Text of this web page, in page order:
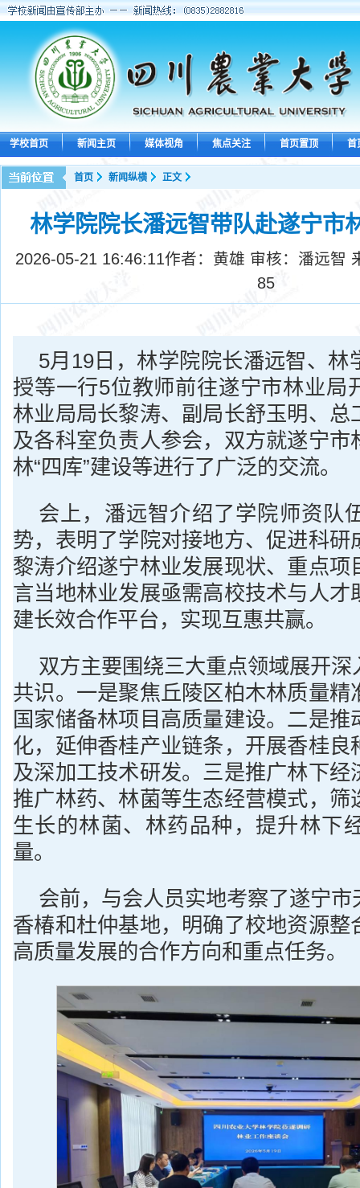
学校首页 新闻主页 媒体视角 焦点关注 首页置顶 首
首页 新闻纵横 正文
林学院院长潘远智带队赴遂宁市
2026-05-21 16:46:11作者：黄雄 审核：潘远智
85
5月19日，林学院院长潘远智、林
授等一行5位教师前往遂宁市林业局
林业局局长黎涛、副局长舒玉明、总
及各科室负责人参会，双方就遂宁市
林“四库”建设等进行了广泛的交流。
会上，潘远智介绍了学院师资队
势，表明了学院对接地方、促进科研
黎涛介绍遂宁林业发展现状、重点项
言当地林业发展亟需高校技术与人才
建长效合作平台，实现互惠共赢。
双方主要围绕三大重点领域展开
共识。一是聚焦丘陵区柏木林质量精
国家储备林项目高质量建设。二是推
化，延伸香桂产业链条，开展香桂良
及深加工技术研发。三是推广林下经
推广林药、林菌等生态经营模式，筛
生长的林菌、林药品种，提升林下
量。
会前，与会人员实地考察了遂宁
香椿和杜仲基地，明确了校地资源整
高质量发展的合作方向和重点任务。